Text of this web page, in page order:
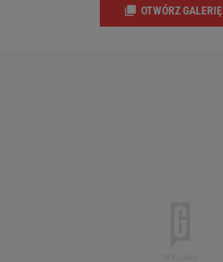
OTWÓRZ GALERIĘ